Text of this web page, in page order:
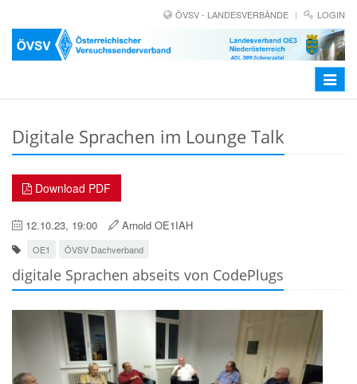
ÖVSV - LANDESVERBÄNDE LOGIN
Toggle
Digitale Sprachen im Lounge Talk
Download PDF
12.10.23, 19:00 Arnold OE1IAH
OE1 ÖVSV Dachverband
digitale Sprachen abseits von CodePlugs